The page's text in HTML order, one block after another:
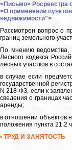
<Письмо> Росреестра
<О применении
недвижимости">
Рассмотрен вопрос о
границ земельного
По мнению ведомства,
Лесного кодекса
лесных участков в
в случае если
государственной
N 218-ФЗ, если к
сведения о границах
аренды;
в отношении объектов
положения пункта 21.2
• ТРУД И ЗАНЯТОСТЬ